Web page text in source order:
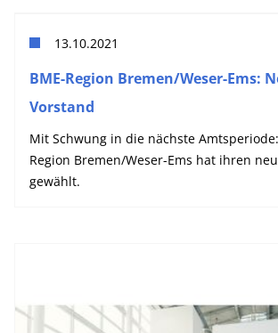
13.10.2021
BME-Region Bremen/Weser-Ems:
Vorstand
Mit Schwung in die nächste
Region Bremen/Weser-Ems hat ihren
gewählt.